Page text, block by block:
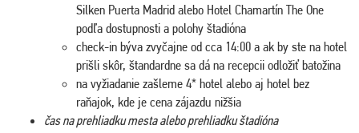
Silken Puerta Madrid alebo Hotel Chamartín The One
podľa dostupnosti a polohy štadióna
check-in býva zvyčajne od cca 14:00 a ak by ste na hotel
prišli skôr, štandardne sa dá na recepcii odložiť batožina
na vyžiadanie zašleme 4* hotel alebo aj hotel bez
raňajok, kde je cena zájazdu nižšia
čas na prehliadku mesta alebo prehliadku štadióna